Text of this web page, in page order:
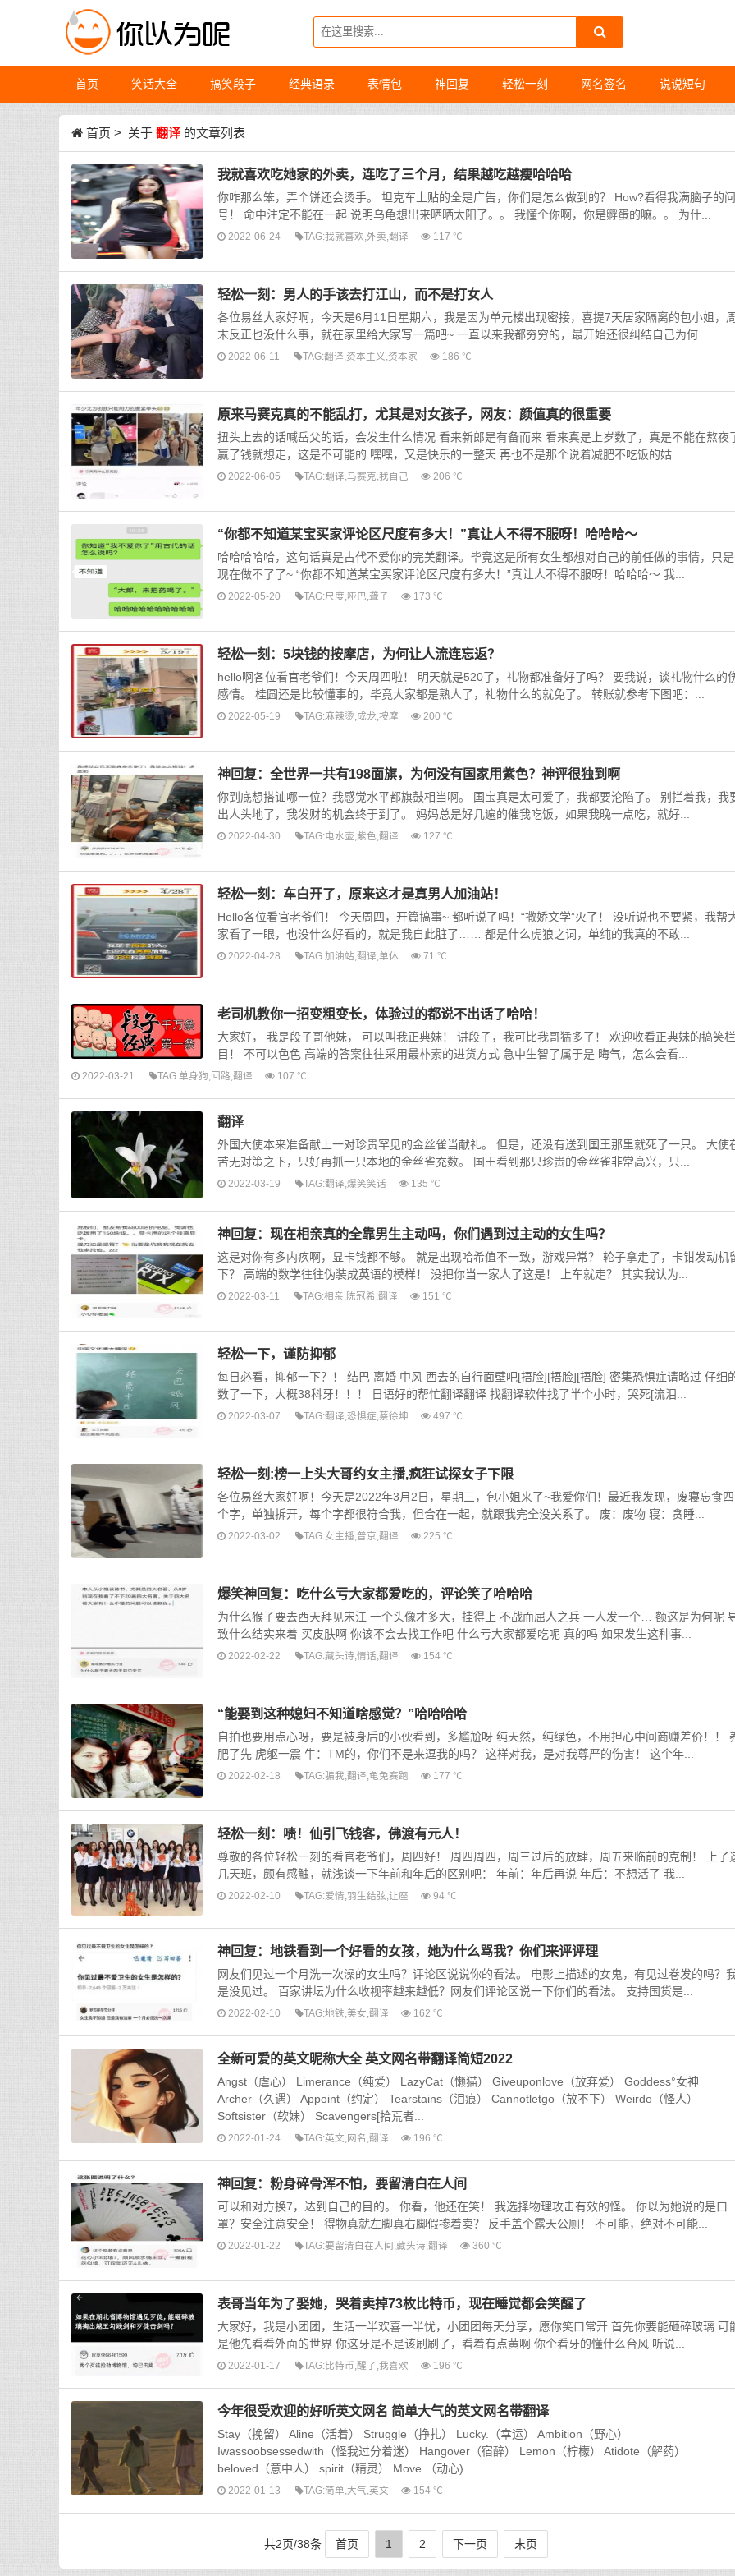
首页 笑话大全 搞笑段子 经典语录 表情包 神回复 轻松一刻 网名签名 说说短句
首页 > 关于 翻译 的文章列表
我就喜欢吃她家的外卖，连吃了三个月，结果越吃越瘦哈哈哈
你咋那么笨，弄个饼还会烫手。 坦克车上贴的全是广告，你们是怎么做到的？ How?看得我满脑子的问
号！ 命中注定不能在一起 说明乌龟想出来晒晒太阳了。。 我懂个你啊，你是孵蛋的嘛。。 为什...
2022-06-24 TAG:我就喜欢 外卖 翻译 117 ℃
轻松一刻：男人的手该去打江山，而不是打女人
各位易丝大家好啊，今天是6月11日星期六，我是因为单元楼出现密接，喜提7天居家隔离的包小姐，
末反正也没什么事，就在家里给大家写一篇吧~ 一直以来我都穷穷的，最开始还很纠结自己为何...
2022-06-11 TAG:翻译 资本主义 资本家 186 ℃
原来马赛克真的不能乱打，尤其是对女孩子，网友：颜值真的很重要
扭头上去的话喊岳父的话，会发生什么情况 看来新郎是有备而来 看来真是上岁数了，真是不能在熬夜
赢了钱就想走，这是不可能的 嘿嘿，又是快乐的一整天 再也不是那个说着减肥不吃饭的姑...
2022-06-05 TAG:翻译 马赛克 我自己 206 ℃
“你都不知道某宝买家评论区尺度有多大！”真让人不得不服呀！哈哈哈～
哈哈哈哈哈，这句话真是古代不爱你的完美翻译。毕竟这是所有女生都想对自己的前任做的事情，只是
现在做不了了~ “你都不知道某宝买家评论区尺度有多大！”真让人不得不服呀！哈哈哈～ 我...
2022-05-20 TAG:尺度 哑巴 聋子 173 ℃
轻松一刻：5块钱的按摩店，为何让人流连忘返？
hello啊各位看官老爷们！今天周四啦！ 明天就是520了，礼物都准备好了吗？ 要我说，谈礼物什么的
感情。 桂圆还是比较懂事的，毕竟大家都是熟人了，礼物什么的就免了。 转账就参考下图吧：...
2022-05-19 TAG:麻辣烫 成龙 按摩 200 ℃
神回复：全世界一共有198面旗，为何没有国家用紫色？神评很独到啊
你到底想搭讪哪一位？我感觉水平都旗鼓相当啊。 国宝真是太可爱了，我都要沦陷了。 别拦着我，我
出人头地了，我发财的机会终于到了。 妈妈总是好几遍的催我吃饭，如果我晚一点吃，就好...
2022-04-30 TAG:电水壶 紫色 翻译 127 ℃
轻松一刻：车白开了，原来这才是真男人加油站！
Hello各位看官老爷们！ 今天周四，开篇搞事~ 都听说了吗！“撒娇文学”火了！ 没听说也不要紧，我帮
家看了一眼，也没什么好看的，就是我自此脏了…… 都是什么虎狼之词，单纯的我真的不敢...
2022-04-28 TAG:加油站 翻译 单休 71 ℃
老司机教你一招变粗变长，体验过的都说不出话了哈哈！
大家好， 我是段子哥他妹， 可以叫我正典妹！ 讲段子，我可比我哥猛多了！ 欢迎收看正典妹的搞笑栏
目！ 不可以色色 高端的答案往往采用最朴素的进货方式 急中生智了属于是 晦气，怎么会看...
2022-03-21 TAG:单身狗 回路 翻译 107 ℃
翻译
外国大使本来准备献上一对珍贵罕见的金丝雀当献礼。 但是，还没有送到国王那里就死了一只。 大使
苦无对策之下，只好再抓一只本地的金丝雀充数。 国王看到那只珍贵的金丝雀非常高兴，只...
2022-03-19 TAG:翻译 爆笑笑话 135 ℃
神回复：现在相亲真的全靠男生主动吗，你们遇到过主动的女生吗？
这是对你有多内疚啊，显卡钱都不够。 就是出现哈希值不一致，游戏异常？ 轮子拿走了，卡钳发动机
下？ 高端的数学往往伪装成英语的模样！ 没把你当一家人了这是！ 上车就走？ 其实我认为...
2022-03-11 TAG:相亲 陈冠希 翻译 151 ℃
轻松一下，谨防抑郁
每日必看，抑郁一下？！ 结巴 离婚 中风 西去的自行面壁吧[捂脸][捂脸][捂脸] 密集恐惧症请略过 仔细
数了一下，大概38科牙！！！ 日语好的帮忙翻译翻译 找翻译软件找了半个小时，哭死[流泪...
2022-03-07 TAG:翻译 恐惧症 蔡徐坤 497 ℃
轻松一刻:榜一上头大哥约女主播,疯狂试探女子下限
各位易丝大家好啊！今天是2022年3月2日，星期三，包小姐来了~我爱你们！最近我发现，废寝忘食四
个字，单独拆开，每个字都很符合我，但合在一起，就跟我完全没关系了。 废：废物 寝：贪睡...
2022-03-02 TAG:女主播 普京 翻译 225 ℃
爆笑神回复：吃什么亏大家都爱吃的，评论笑了哈哈哈
为什么猴子要去西天拜见宋江 一个头像才多大，挂得上 不战而屈人之兵 一人发一个… 额这是为何呢
致什么结实来着 买皮肤啊 你该不会去找工作吧 什么亏大家都爱吃呢 真的吗 如果发生这种事...
2022-02-22 TAG:藏头诗 情话 翻译 154 ℃
“能娶到这种媳妇不知道啥感觉？”哈哈哈哈
自拍也要用点心呀，要是被身后的小伙看到，多尴尬呀 纯天然，纯绿色，不用担心中间商赚差价！！
肥了先 虎躯一震 牛：TM的，你们不是来逗我的吗？ 这样对我，是对我尊严的伤害！ 这个年...
2022-02-18 TAG:骗我 翻译 龟兔赛跑 177 ℃
轻松一刻：啧！仙引飞钱客，佛渡有元人！
尊敬的各位轻松一刻的看官老爷们，周四好！ 周四周四，周三过后的放肆，周五来临前的克制！ 上了
几天班，颇有感触，就浅谈一下年前和年后的区别吧： 年前：年后再说 年后：不想活了 我...
2022-02-10 TAG:爱情 羽生结弦 让座 94 ℃
神回复：地铁看到一个好看的女孩，她为什么骂我？你们来评评理
网友们见过一个月洗一次澡的女生吗？评论区说说你的看法。 电影上描述的女鬼，有见过卷发的吗？
是没见过。 百家讲坛为什么收视率越来越低？网友们评论区说一下你们的看法。 支持国货是...
2022-02-10 TAG:地铁 美女 翻译 162 ℃
全新可爱的英文昵称大全 英文网名带翻译简短2022
Angst（虐心） Limerance（纯爱） LazyCat（懒猫） Giveuponlove（放弃爱） Goddess°女神
Archer（久遇） Appoint（约定） Tearstains（泪痕） Cannotletgo（放不下） Weirdo（怪人）
Softsister（软妹） Scavengers[拾荒者...
2022-01-24 TAG:英文 网名 翻译 196 ℃
神回复：粉身碎骨浑不怕，要留清白在人间
可以和对方换7，达到自己的目的。 你看，他还在笑！ 我选择物理攻击有效的怪。 你以为她说的是口
罩？安全注意安全！ 得物真就左脚真右脚假掺着卖？ 反手盖个露天公厕！ 不可能，绝对不可能...
2022-01-22 TAG:要留清白在人间 藏头诗 翻译 360 ℃
表哥当年为了娶她，哭着卖掉73枚比特币，现在睡觉都会笑醒了
大家好，我是小团团，生活一半欢喜一半忧，小团团每天分享，愿你笑口常开 首先你要能砸碎玻璃 可
是他先看看外面的世界 你这牙是不是该刷刷了，看着有点黄啊 你个看牙的懂什么台风 听说...
2022-01-17 TAG:比特币 醒了 我喜欢 196 ℃
今年很受欢迎的好听英文网名 简单大气的英文网名带翻译
Stay（挽留） Aline（活着） Struggle（挣扎） Lucky.（幸运） Ambition（野心）
Iwassoobsessedwith（怪我过分着迷） Hangover（宿醉） Lemon（柠檬） Atidote（解药）
beloved（意中人） spirit（精灵） Move.（动心)...
2022-01-13 TAG:简单 大气 英文 154 ℃
共2页/38条 首页 1 2 下一页 末页